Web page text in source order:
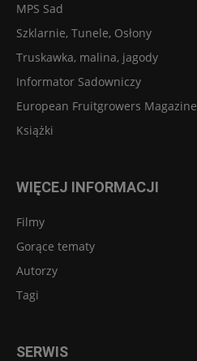
MPS Sad
Szklarnie, Tunele, Osłony
Truskawka, malina, jagody
Informator Sadowniczy
European Fruitgrowers Magazine
Książki
WIĘCEJ INFORMACJI
Filmy
Gorące tematy
Autorzy
Tagi
SERWIS